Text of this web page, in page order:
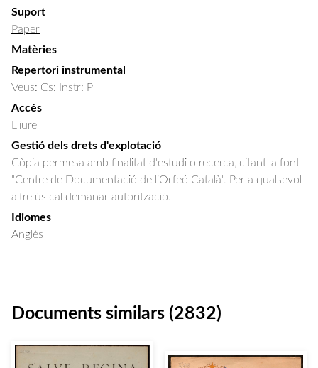
Suport
Paper
Matèries
Repertori instrumental
Veus: Cs; Instr: P
Accés
Lliure
Gestió dels drets d'explotació
Còpia permesa amb finalitat d'estudi o recerca, citant la font
"Centre de Documentació de l’Orfeó Català". Per a qualsevol
altre ús cal demanar autorització.
Idiomes
Anglès
Documents similars (2832)